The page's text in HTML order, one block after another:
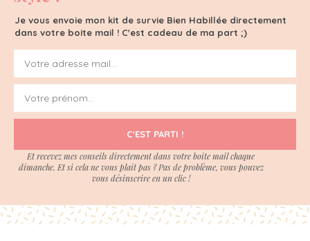
Je vous envoie mon kit de survie Bien Habillée directement
dans votre boite mail ! C'est cadeau de ma part ;)
C'EST PARTI !
Et recevez mes conseils directement dans votre boite mail chaque
dimanche. Et si cela ne vous plait pas ? Pas de problème, vous pouvez
vous désinscrire en un clic !